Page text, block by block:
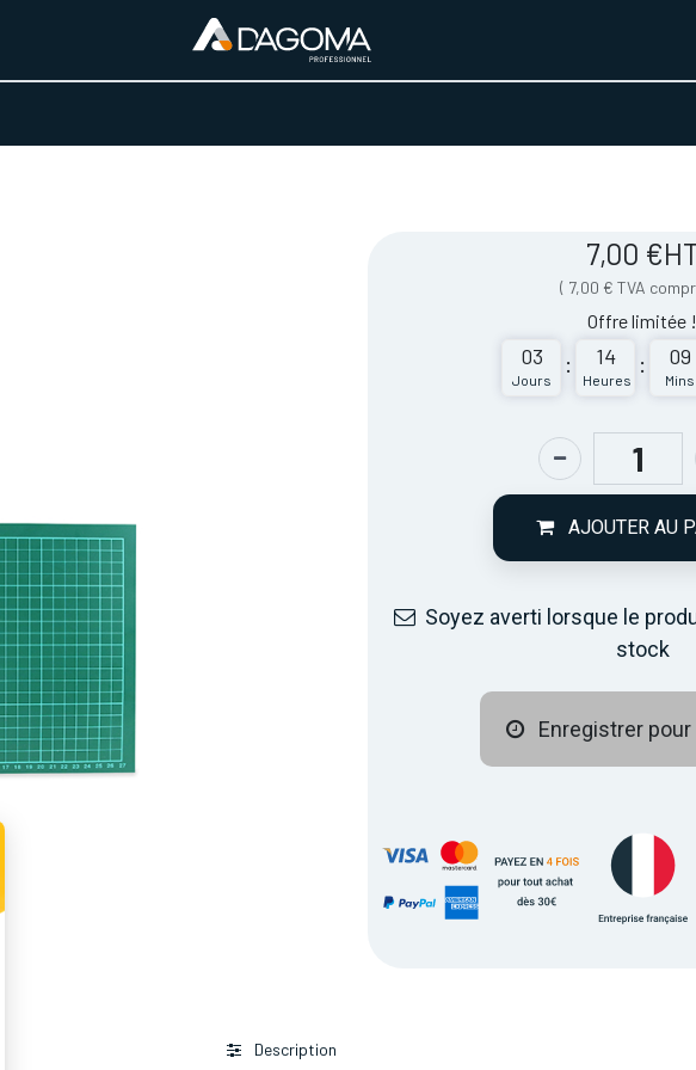
7,00 €
( 7,00 € TVA
Offre limitée !
03
Jours
: 14
Heures
: 09
Mins
AJOUTER AU
Soyez averti lorsque le
stock
Enregistrer pour
Description